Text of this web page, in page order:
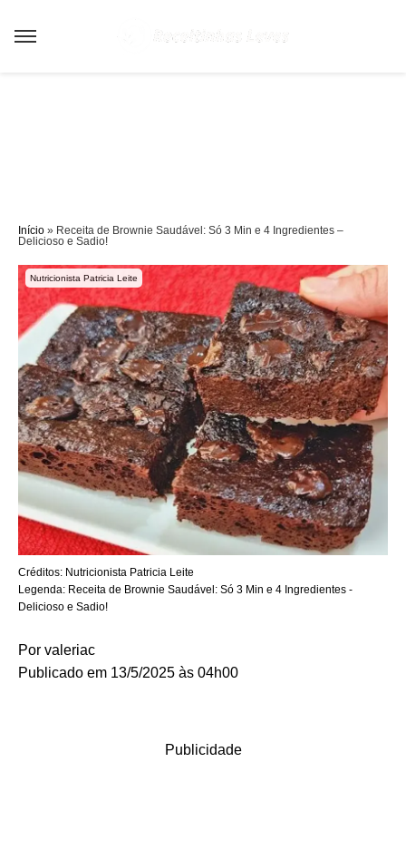
Início » Receita de Brownie Saudável: Só 3 Min e 4 Ingredientes –
Delicioso e Sadio!
Nutricionista Patricia Leite
Créditos: Nutricionista Patricia Leite
Legenda: Receita de Brownie Saudável: Só 3 Min e 4 Ingredientes -
Delicioso e Sadio!
Por valeriac
Publicado em 13/5/2025 às 04h00
Publicidade